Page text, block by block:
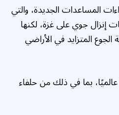
المساعدات الجديدة، والتي
إنزال جوي على غزة، لكنها
الجوع المتزايد في الأراضي
بما في ذلك من حلفاء